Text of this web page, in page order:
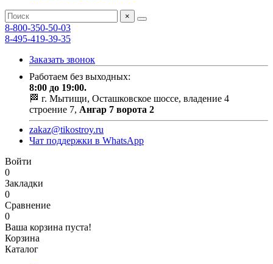
×
8-800-350-50-03
8-495-419-39-35
Заказать звонок
Работаем без выходных:
8:00 до 19:00.
🏁 г. Мытищи, Осташковское шоссе, владение 4
строение 7, Ангар 7 ворота 2
zakaz@tikostroy.ru
Чат поддержки в WhatsApp
Войти
0
Закладки
0
Сравнение
0
Ваша корзина пуста!
Корзина
Каталог